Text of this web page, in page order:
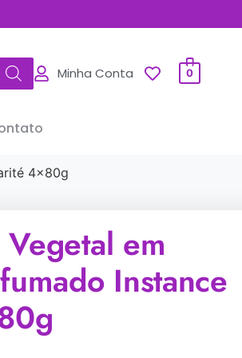
Minha Conta 0
4x80g
em
Instance